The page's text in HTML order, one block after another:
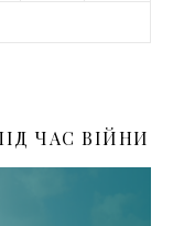
ЧАС ВІЙНИ